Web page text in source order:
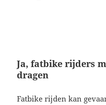
Ja, fatbike rijders
dragen
Fatbike rijden kan